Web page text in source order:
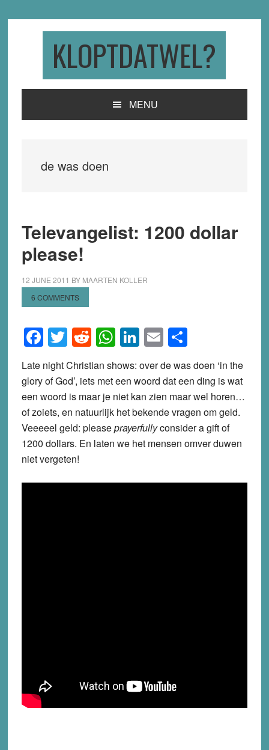
KLOPTDATWEL?
MENU
de was doen
Televangelist: 1200 dollar
please!
12 JUNE 2011 BY MAARTEN KOLLER
6 COMMENTS
Facebook
Twitter
Reddit
WhatsApp
LinkedIn
EmailShare
Late night Christian shows: over de was doen ‘in the
glory of God’, iets met een woord dat een ding is wat
een woord is maar je niet kan zien maar wel horen…
of zoiets, en natuurlijk het bekende vragen om geld.
Veeeeel geld: pleaseprayerfullyconsider a gift of
1200 dollars. En laten we het mensen omver duwen
niet vergeten!